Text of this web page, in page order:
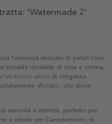
'Watermade 2'
l'essenza delicata di petali rosa
tonalità morbide di rosa e crema,
un tocco unico di eleganza
sfocato, che dona
serenità e intimità, perfetto per
è ideale per l'arredamento di